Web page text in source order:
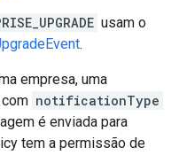
usam o
.
empresa, uma
notificationType
é enviada para
tem a permissão de